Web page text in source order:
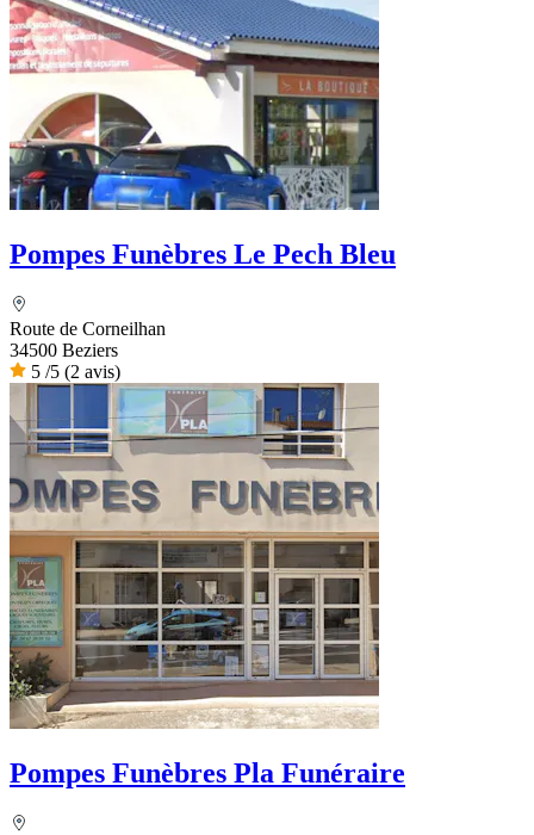
Pompes Funèbres Le Pech Bleu
Route de Corneilhan
34500 Beziers
5 /5 (2 avis)
Pompes Funèbres Pla Funéraire